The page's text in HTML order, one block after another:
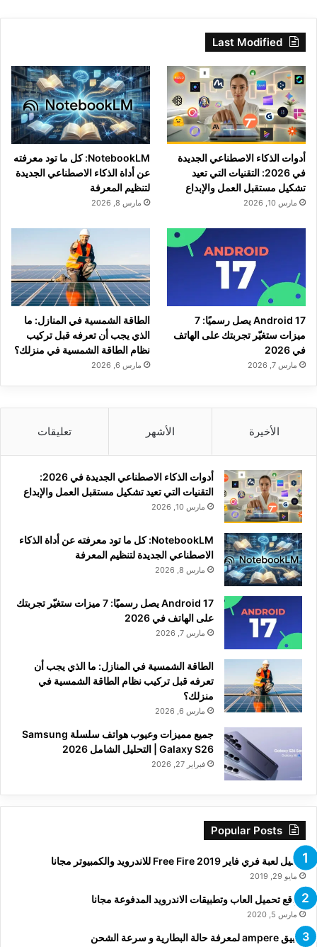
Last Modified
أدوات الذكاء الاصطناعي الجديدة
في 2026: التقنيات التي تعيد
تشكيل مستقبل العمل والإبداع
مارس 10, 2026
NotebookLM: كل ما تود معرفته
عن أداة الذكاء الاصطناعي الجديدة
لتنظيم المعرفة
مارس 8, 2026
Android 17 يصل رسميًا: 7
ميزات ستغيّر تجربتك على الهاتف
في 2026
مارس 7, 2026
الطاقة الشمسية في المنازل: ما
الذي يجب أن تعرفه قبل تركيب
نظام الطاقة الشمسية في منزلك؟
مارس 6, 2026
الأخيرة الأشهر تعليقات
أدوات الذكاء الاصطناعي الجديدة في 2026:
التقنيات التي تعيد تشكيل مستقبل العمل والإبداع
مارس 10, 2026
NotebookLM: كل ما تود معرفته عن أداة الذكاء
الاصطناعي الجديدة لتنظيم المعرفة
مارس 8, 2026
Android 17 يصل رسميًا: 7 ميزات ستغيّر تجربتك
على الهاتف في 2026
مارس 7, 2026
الطاقة الشمسية في المنازل: ما الذي يجب أن
تعرفه قبل تركيب نظام الطاقة الشمسية في
منزلك؟
مارس 6, 2026
جميع مميزات وعيوب هواتف سلسلة Samsung
Galaxy S26 | التحليل الشامل 2026
فبراير 27, 2026
Popular Posts
تحميل لعبة فري فاير Free Fire 2019 للاندرويد والكمبيوتر مجانا
مايو 29, 2019
مواقع تحميل العاب وتطبيقات الاندرويد المدفوعة مجانا
مارس 5, 2020
تطبيق ampere لمعرفة حالة البطارية و سرعة الشحن